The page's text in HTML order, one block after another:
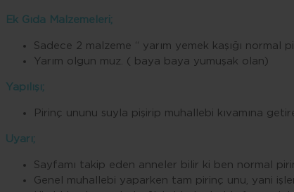
Ek Gıda Malzemeleri;
Sadece 2 malzeme “ yarım yemek kaşığı normal
Yarım olgun muz. ( baya baya yumuşak olan)
Yapılışı;
Pirinç ununu suyla pişirip muhallebi kıvamına
Uyarı;
Sayfamı takip eden anneler bilir ki ben normal
Genel muhallebi yaparken tam pirinç unu, yani